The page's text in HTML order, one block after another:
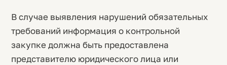
В случае выявления нарушений обязательных
требований информация о контрольной
закупке должна быть предоставлена
представителю юридического лица или